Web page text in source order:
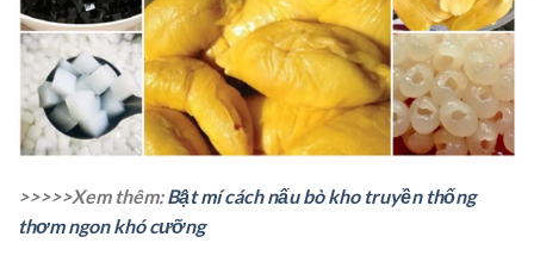
>>>>>Xem thêm:Bật mí cách nấu bò kho truyền thống
thơm ngon khó cưỡng